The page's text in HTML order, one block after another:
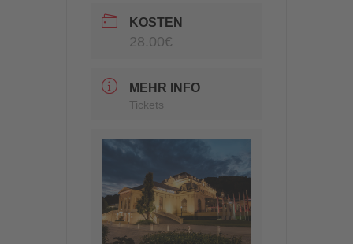
KOSTEN
28.00€
MEHR INFO
Tickets